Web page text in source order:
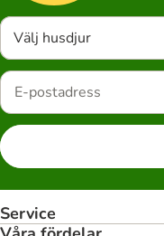
Välj husdjur
Service